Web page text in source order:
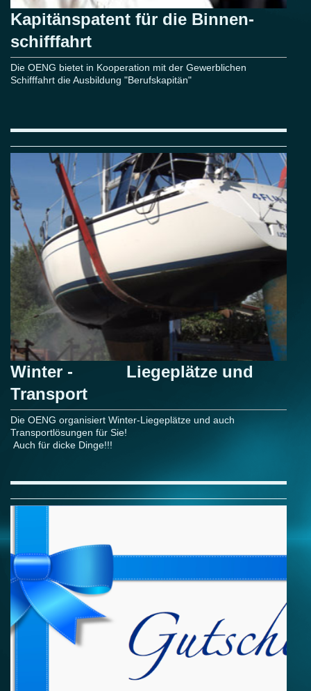
Kapitänspatent für die Binnen-
schifffahrt
Die OENG bietet in Kooperation mit der Gewerblichen
Schifffahrt die Ausbildung "Berufskapitän"
Winter - Liegeplätze und
Transport
Die OENG organisiert Winter-Liegeplätze und auch
Transportlösungen für Sie!
Auch für dicke Dinge!!!